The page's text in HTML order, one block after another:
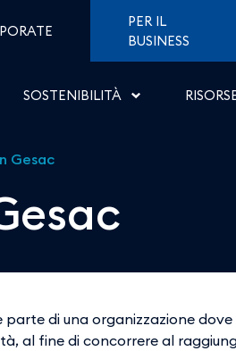
di Napoli
PER IL
BUSINESS
SOSTENIBILITÀ
Gesac
di una organizzazione
al fine di concorrere al